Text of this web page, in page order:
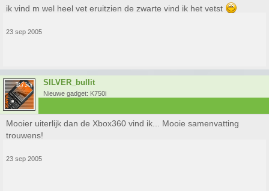
ik vind m wel heel vet eruitzien de zwarte vind ik het vetst
23 sep 2005
SILVER_bullit
Nieuwe gadget: K750i
Mooier uiterlijk dan de Xbox360 vind ik... Mooie samenvatting
trouwens!
23 sep 2005